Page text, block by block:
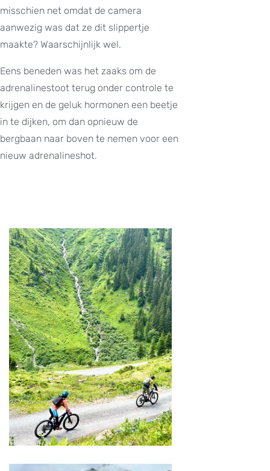
misschien net omdat de camera
aanwezig was dat ze dit slippertje
maakte? Waarschijnlijk wel.
Eens beneden was het zaaks om de
adrenalinestoot terug onder controle te
krijgen en de geluk hormonen een beetje
in te dijken, om dan opnieuw de
bergbaan naar boven te nemen voor een
nieuw adrenalineshot.